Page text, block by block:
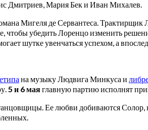
Дмитриев, Мария Бек и Иван Михалев.
Мигеля де Сервантеса.
убедить Лоренцо изменить
шутке увенчаться успехом, а
на музыку Людвига Минкуса и
5 и 6 маяглавную партию исполнят
Ее любви добиваются Солор,